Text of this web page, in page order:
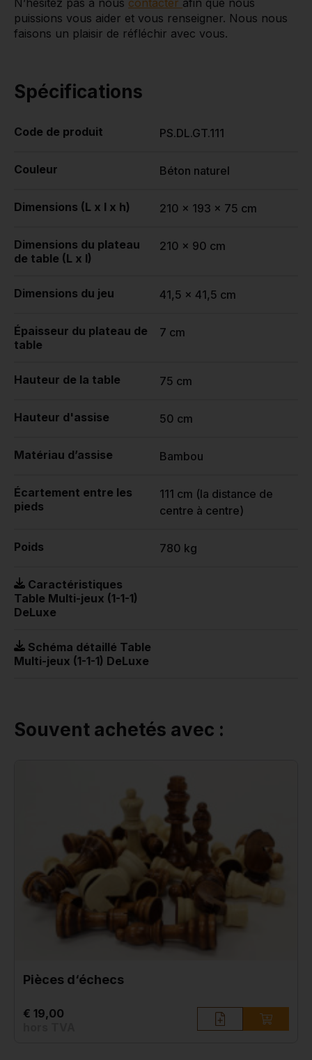
puissions vous aider et vous renseigner. Nous nous
faisons un plaisir de réfléchir avec vous.
Spécifications
Code de produit PS.DL.GT.111
Couleur Béton naturel
Dimensions (L x l x h) 210 x 193 x 75 cm
Dimensions du plateau
de table (L x l)
210 x 90 cm
Dimensions du jeu 41,5 x 41,5 cm
Épaisseur du plateau de
table
7 cm
Hauteur de la table 75 cm
Hauteur d'assise 50 cm
Matériau d’assise Bambou
Écartement entre les
pieds
111 cm (la distance de
centre à centre)
Poids 780 kg
Caractéristiques
Table Multi-jeux (1-1-1)
DeLuxe
Schéma détaillé Table
Multi-jeux (1-1-1) DeLuxe
Souvent achetés avec :
Pièces d‘échecs
€ 19,00